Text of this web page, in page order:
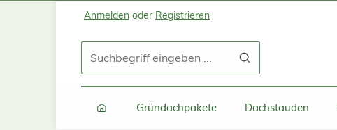
Zum Hauptinhalt springen
Zur Suche springen
Zur Hauptnavigation springen
Anmelden oder Registrieren
Gründachpakete Dachstauden